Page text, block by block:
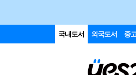
국내도서 외국도서 중